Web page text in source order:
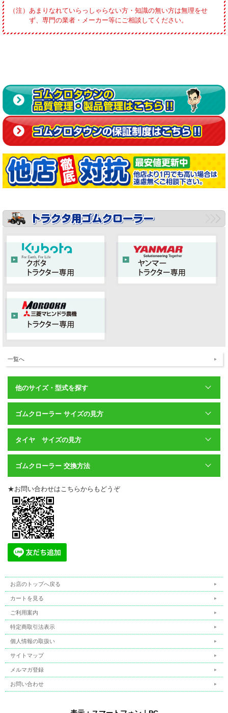
あまりなれていらっしゃらない方・知識の無い方は無理をせ
ず、専門の業者・メーカー等にご相談してください。
一覧へ
他のサイズ・型式を探す
ゴムクローラー サイズの見方
タイヤ サイズの見方
ゴムクローラー 交換方法
★お問い合わせはこちらからもどうぞ
お店のトップへ戻る
カートを見る
ご利用案内
特定商取引法表示
個人情報の取扱い
サイトマップ
メルマガ登録
お問い合わせ